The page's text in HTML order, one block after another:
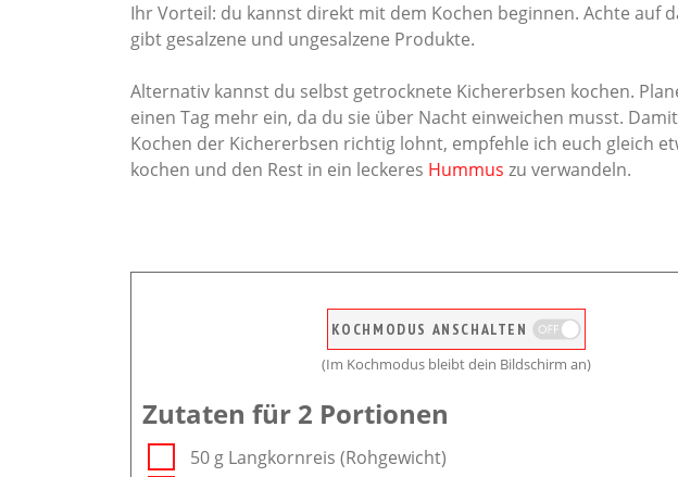
Ihr Vorteil: du kannst direkt mit dem Kochen beginnen. Achte auf
gibt gesalzene und ungesalzene Produkte.
Alternativ kannst du selbst getrocknete Kichererbsen kochen.
einen Tag mehr ein, da du sie über Nacht einweichen musst.
Kochen der Kichererbsen richtig lohnt, empfehle ich euch gleich
kochen und den Rest in ein leckeres Hummus zu verwandeln.
KOCHMODUS ANSCHALTEN
(Im Kochmodus bleibt dein Bildschirm an)
Zutaten für 2 Portionen
50 g Langkornreis (Rohgewicht)